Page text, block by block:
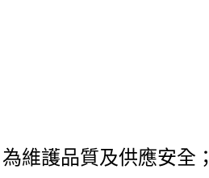
維護品質及供應安全；